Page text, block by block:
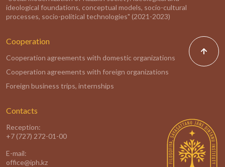
ideological foundations, conceptual models, socio-cultural
processes, socio-political technologies" (2021-2023)
Cooperation
Cooperation agreements with domestic organizations
Cooperation agreements with foreign organizations
Foreign business trips, internships
Contacts
Reception:
+7 (727) 272-01-00
E-mail:
office@iph.kz